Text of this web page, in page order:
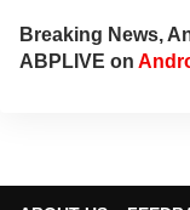
Breaking News,
ABPLIVE on